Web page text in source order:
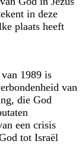
in deze
plaats heeft
1989 is
van
die God
een crisis
tot Israël